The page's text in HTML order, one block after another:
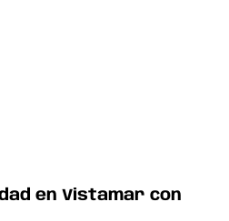
en Vistamar con